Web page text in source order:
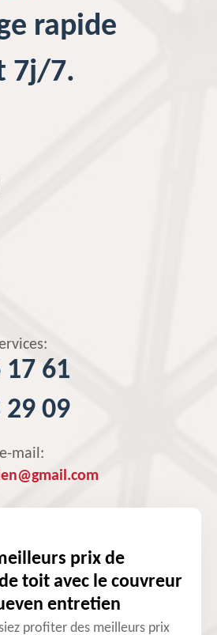
rapide
7j/7.
17 61
29 09
mail:
prix de
toit avec le couvreur
entretien
profiter des meilleurs prix